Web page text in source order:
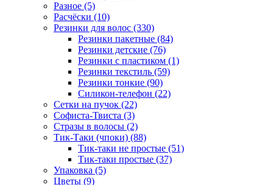
Разное (5)
Расчёски (10)
Резинки для волос (330)
Резинки пакетные (84)
Резинки детские (76)
Резинки с пластиком (1)
Резинки текстиль (59)
Резинки тонкие (90)
Силикон-телефон (22)
Сетки на пучок (22)
Софиста-Твиста (3)
Стразы в волосы (2)
Тик-Таки (чпоки) (88)
Тик-таки не простые (51)
Тик-таки простые (37)
Упаковка (5)
Цветы (9)